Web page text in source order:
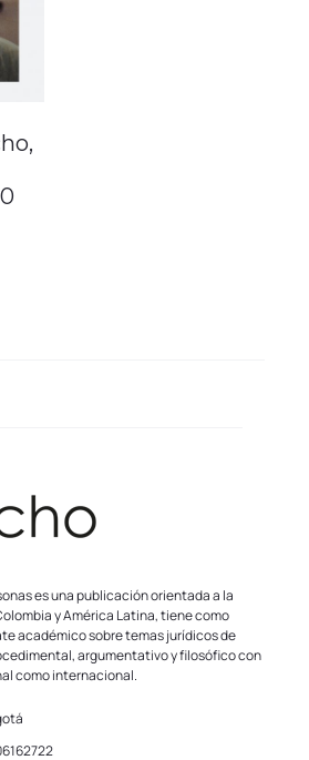
es una publicación orientada a la
y América Latina, tiene como
académico sobre temas jurídicos de
argumentativo y filosófico con
como internacional.